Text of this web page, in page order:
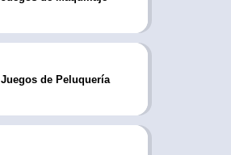
Juegos de Peluquería